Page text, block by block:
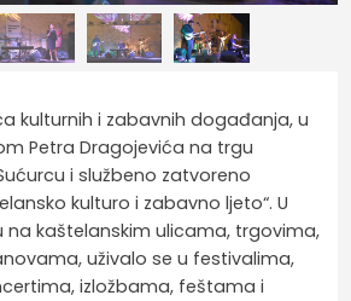
kulturnih i zabavnih događanja, u
Petra Dragojevića na trgu
i službeno zatvoreno
kulturo i zabavno ljeto“. U
kaštelanskim ulicama, trgovima,
uživalo se u festivalima,
izložbama, feštama i